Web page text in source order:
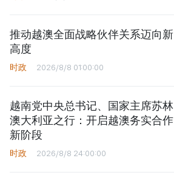
推动越澳全面战略伙伴关系迈向新
高度
时政 2026/8/8 01:00:00
越南党中央总书记、国家主席苏林
澳大利亚之行：开启越澳务实合作
新阶段
时政 2026/8/8 24:00:00